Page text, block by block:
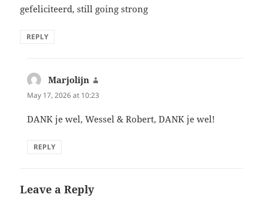
gefeliciteerd, still going strong
REPLY
Marjolijn
May 17, 2026 at 10:23
DANK je wel, Wessel & Robert, DANK je wel!
REPLY
Leave a Reply